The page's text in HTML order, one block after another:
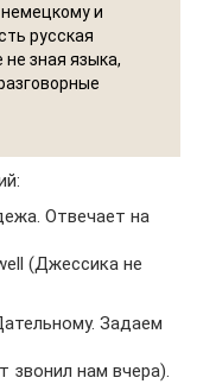
немецкому и
русская
зная языка,
Отвечает на
(Джессика не
Задаем
звонил нам вчера).